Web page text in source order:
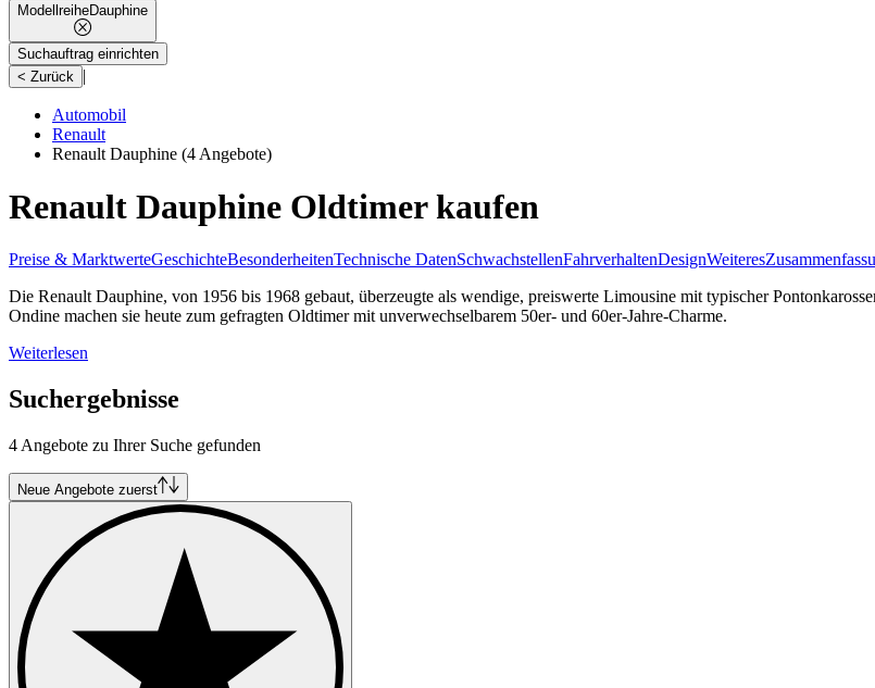
ModellreiheDauphine
Suchauftrag einrichten
< Zurück
|
Automobil
Renault
Renault Dauphine (4 Angebote)
Renault Dauphine Oldtimer kaufen
Preise & MarktwerteGeschichteBesonderheitenTechnische DatenSchwachstellenFahrverhaltenDesignWeiteres
Die Renault Dauphine, von 1956 bis 1968 gebaut, überzeugte als wendige, preiswerte Limousine mit typischer
Ondine machen sie heute zum gefragten Oldtimer mit unverwechselbarem 50er- und 60er-Jahre-Charme.
Weiterlesen
Suchergebnisse
4 Angebote zu Ihrer Suche gefunden
Neue Angebote zuerst